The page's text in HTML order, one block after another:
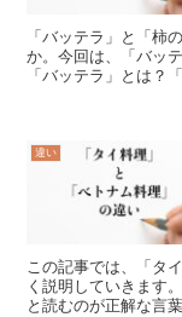
「バッテラ」と「柿
か。今回は、「バッ
「バッテラ」とは？
違い
この記事では、「タ
く説明していきます
と読むのが正解な言